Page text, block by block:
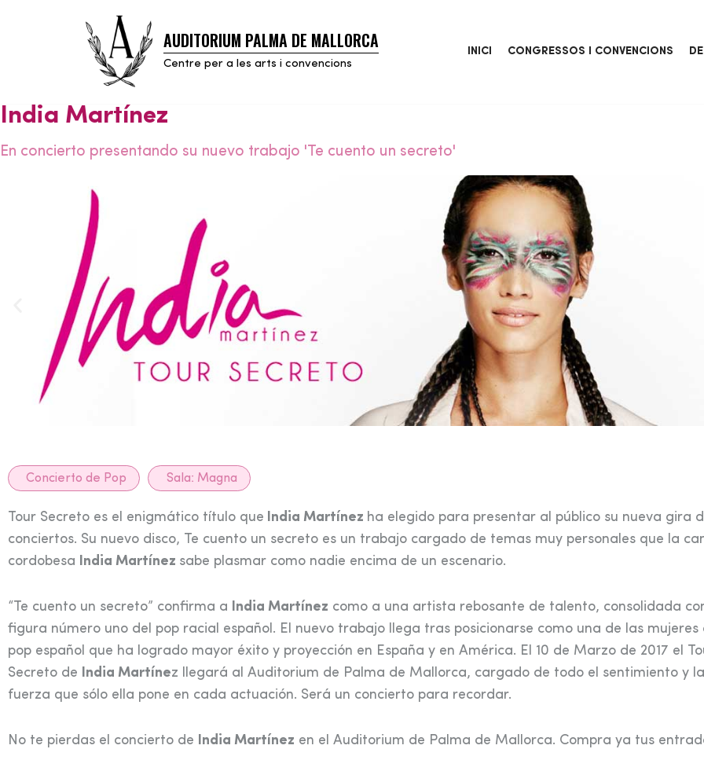
AUDITORIUM PALMA DE MALLORCA
Centre per a les arts i convencions
INICI CONGRESSOS I CONVENCIONS
India Martínez
En concierto presentando su nuevo trabajo 'Te cuento un secreto'
Concierto de Pop Sala: Magna
Tour Secreto es el enigmático título que India Martínez ha elegido para presentar al público su nueva gira
conciertos. Su nuevo disco, Te cuento un secreto es un trabajo cargado de temas muy personales que la
cordobesa India Martínez sabe plasmar como nadie encima de un escenario.
“Te cuento un secreto” confirma a India Martínez como a una artista rebosante de talento, consolidada
figura número uno del pop racial español. El nuevo trabajo llega tras posicionarse como una de las mujeres
pop español que ha logrado mayor éxito y proyección en España y en América. El 10 de Marzo de 2017 el
Secreto de India Martínez llegará al Auditorium de Palma de Mallorca, cargado de todo el sentimiento y la
fuerza que sólo ella pone en cada actuación. Será un concierto para recordar.
No te pierdas el concierto de India Martínez en el Auditorium de Palma de Mallorca. Compra ya tus